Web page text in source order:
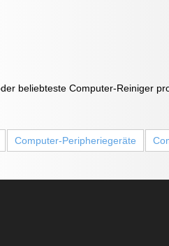
beliebteste Computer-Reiniger
Computer-Peripheriegeräte